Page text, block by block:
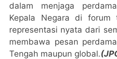
dalam menjaga
Kepala Negara di forum
representasi nyata dari
membawa pesan
Tengah maupun global.